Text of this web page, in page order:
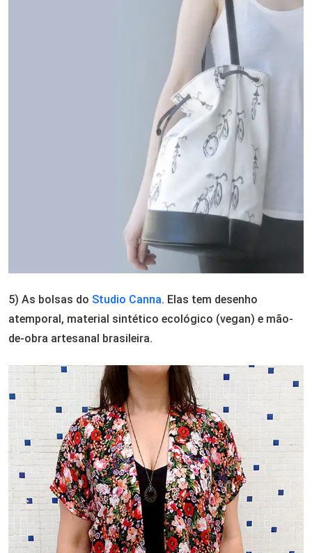
5) As bolsas do Studio Canna. Elas tem desenho
atemporal, material sintético ecológico (vegan) e mão-
de-obra artesanal brasileira.